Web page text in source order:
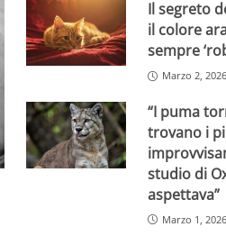
Il segreto
il colore
sempre
Marzo 2, 2026
“I puma
trovano i
studio di
aspettava”
Marzo 1, 2026